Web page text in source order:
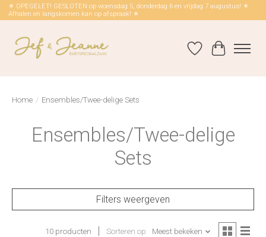
☀ OPEGELET! GESLOTEN op woensdag 5, donderdag 6 en vrijdag 7 augustus! ☀
Afhalen en langskomen kan op afspraak! ☀
Verlanglijst
Home / Ensembles/Twee-delige Sets
Ensembles/Twee-delige
Sets
Filters weergeven
10 producten Sorteren op Meest bekeken